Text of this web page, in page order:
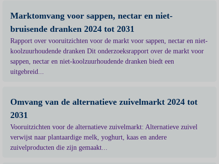
Marktomvang voor sappen, nectar en niet-
bruisende dranken 2024 tot 2031
Rapport over vooruitzichten voor de markt voor sappen, nectar en niet-
koolzuurhoudende dranken Dit onderzoeksrapport over de markt voor
sappen, nectar en niet-koolzuurhoudende dranken biedt een
uitgebreid...
Omvang van de alternatieve zuivelmarkt 2024 tot
2031
Vooruitzichten voor de alternatieve zuivelmarkt: Alternatieve zuivel
verwijst naar plantaardige melk, yoghurt, kaas en andere
zuivelproducten die zijn gemaakt...